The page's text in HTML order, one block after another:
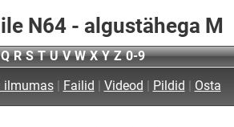
N64 - algustähega M
Q R S T U V W X Y Z 0-9
ilmumas| Failid | Videod | Pildid | Osta